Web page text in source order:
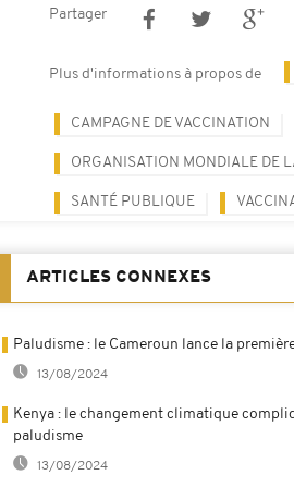
Partager
Plus d'informations à propos de
CAMPAGNE DE VACCINATION
ORGANISATION MONDIALE DE
SANTÉ PUBLIQUE
ARTICLES CONNEXES
Paludisme : le Cameroun lance la
13/08/2024
Kenya : le changement climatique
paludisme
13/08/2024